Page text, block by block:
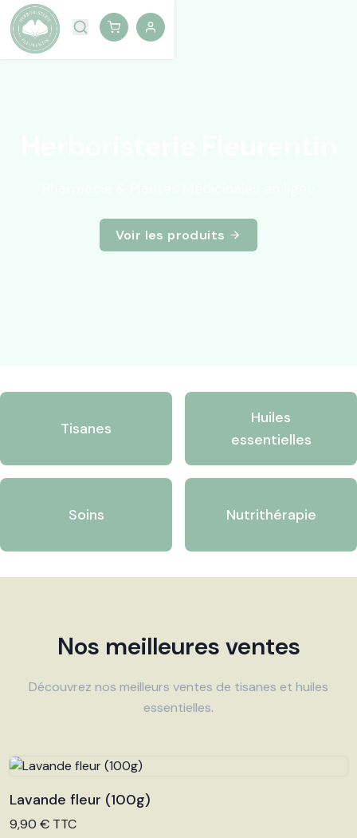
Voir les produits
Tisanes
Huiles
essentielles
Soins Nutrithérapie
Nos meilleures ventes
Découvrez nos meilleurs ventes de tisanes et huiles
essentielles.
Voir le produit
Lavande fleur (100g)
9,90 € TTC